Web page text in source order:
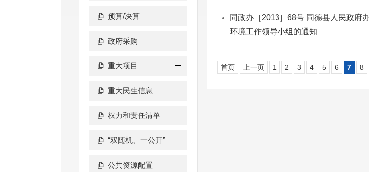
预算/决算
政府采购
重大项目
重大民生信息
权力和责任清单
“双随机、一公开”
公共资源配置
同政办［2013］68号 同德县人民政府
环境工作领导小组的通知
首页 上一页 1 2 3 4 5 6 7 8